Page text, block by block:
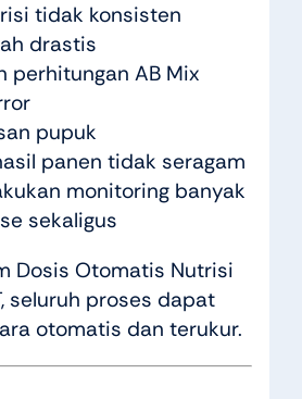
tidak konsisten
drastis
perhitungan AB Mix
pupuk
panen tidak seragam
monitoring banyak
sekaligus
Dosis Otomatis Nutrisi
seluruh proses dapat
otomatis dan terukur.